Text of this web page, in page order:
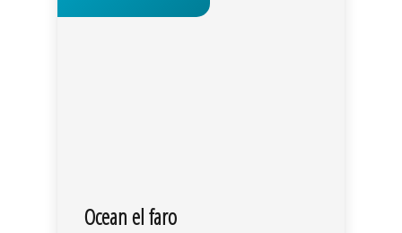
Ocean el faro